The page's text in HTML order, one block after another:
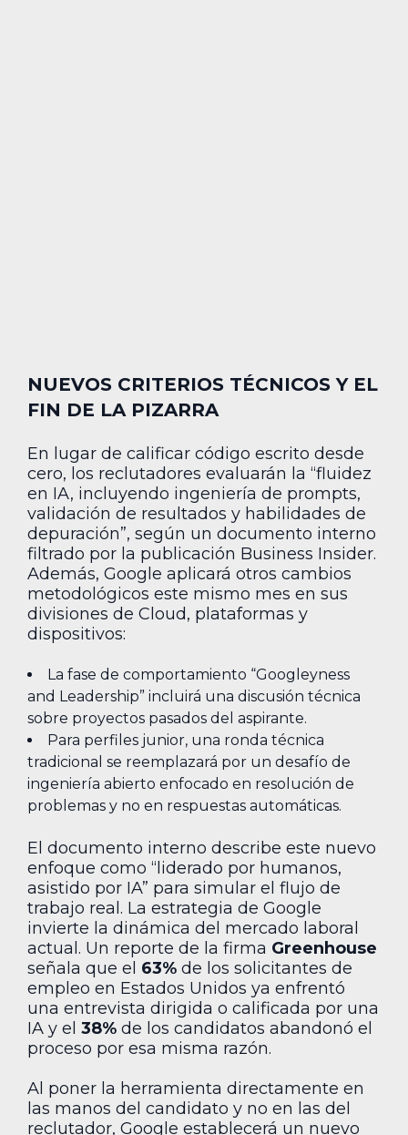
NUEVOS CRITERIOS TÉCNICOS Y EL
FIN DE LA PIZARRA
En lugar de calificar código escrito desde
cero, los reclutadores evaluarán la “fluidez
en IA, incluyendo ingeniería de prompts,
validación de resultados y habilidades de
depuración”, según un documento interno
filtrado por la publicación Business Insider.
Además, Google aplicará otros cambios
metodológicos este mismo mes en sus
divisiones de Cloud, plataformas y
dispositivos:
La fase de comportamiento “Googleyness
and Leadership” incluirá una discusión técnica
sobre proyectos pasados del aspirante.
Para perfiles junior, una ronda técnica
tradicional se reemplazará por un desafío de
ingeniería abierto enfocado en resolución de
problemas y no en respuestas automáticas.
El documento interno describe este nuevo
enfoque como “liderado por humanos,
asistido por IA” para simular el flujo de
trabajo real. La estrategia de Google
invierte la dinámica del mercado laboral
actual. Un reporte de la firma Greenhouse
señala que el 63% de los solicitantes de
empleo en Estados Unidos ya enfrentó
una entrevista dirigida o calificada por una
IA y el 38% de los candidatos abandonó el
proceso por esa misma razón.
Al poner la herramienta directamente en
las manos del candidato y no en las del
reclutador, Google establecerá un nuevo